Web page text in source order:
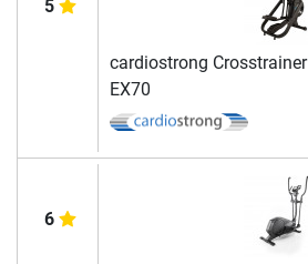
5
cardiostrong Crosstrainer
EX70
6